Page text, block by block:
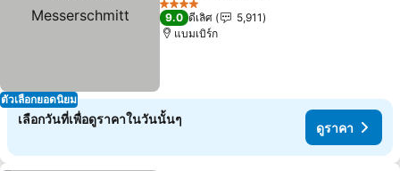
ตัวเลือกยอดนิยม
4 ดาว
9.0 ดีเลิศ
5,911
แบมเบิร์ก
เลือกวันที่เพื่อดูราคาในวันนั้นๆ
ดูราคา